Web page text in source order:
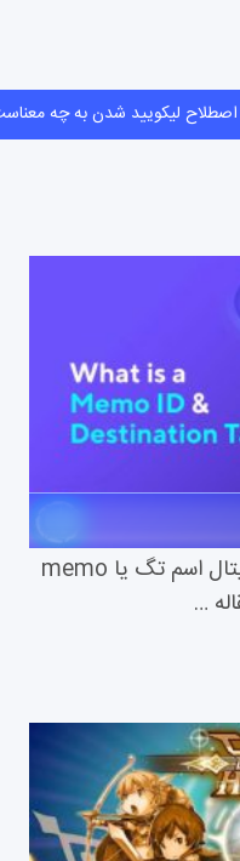
اصطلاح لیکویید شدن به چه
احتمالا هنگام خرید ارز های دیجیتال اسم تگ یا memo
…